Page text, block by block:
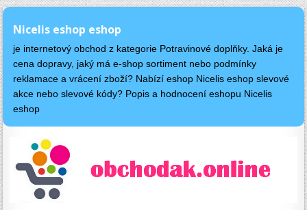
Nicelis eshop eshop
je internetový obchod z kategorie Potravinové doplňky. Jaká je
cena dopravy, jaký má e-shop sortiment nebo podmínky
reklamace a vrácení zboží? Nabízí eshop Nicelis eshop slevové
akce nebo slevové kódy? Popis a hodnocení eshopu Nicelis
eshop